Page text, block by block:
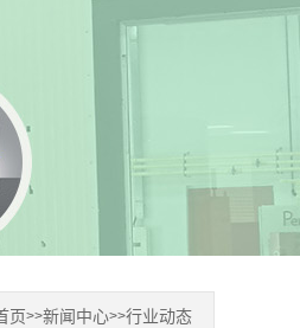
页>>新闻中心>>行业动态